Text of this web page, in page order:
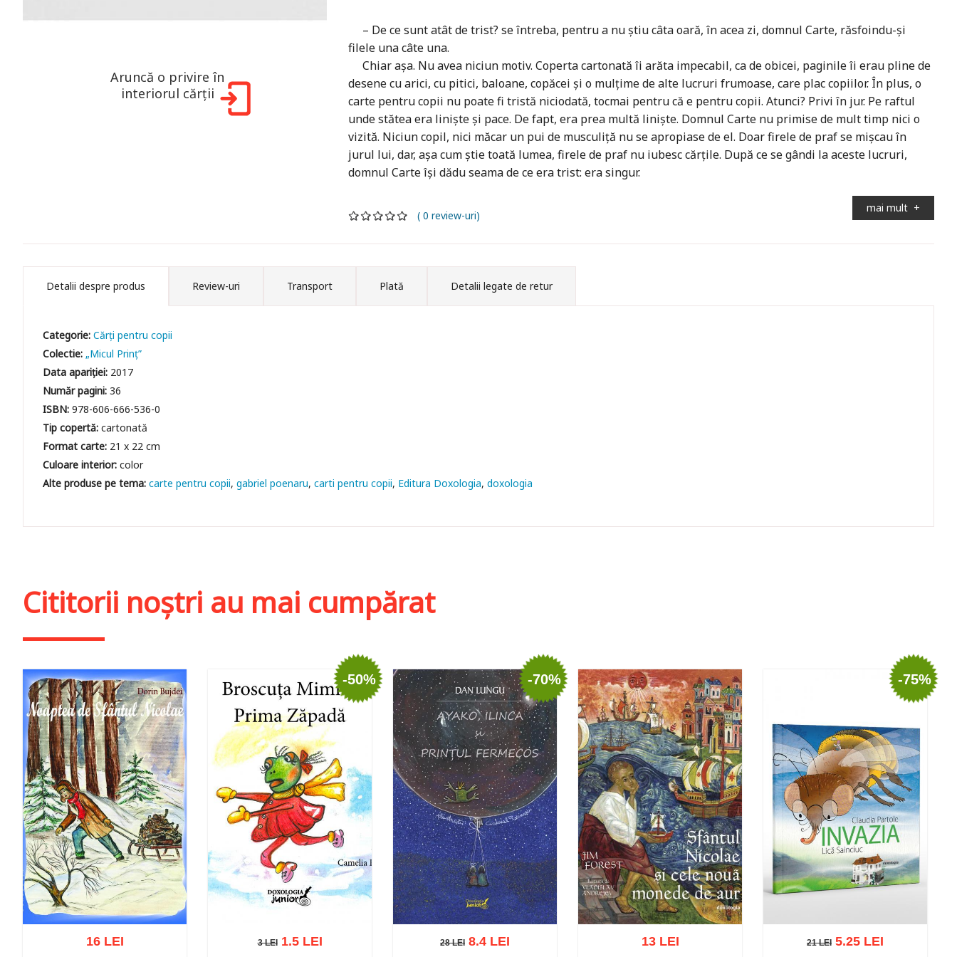
Aruncă o privire în
interiorul cărții
– De ce sunt atât de trist? se întreba, pentru a nu știu câta oară, în acea zi, domnul Carte, răsfoindu-și
filele una câte una.
Chiar așa. Nu avea niciun motiv. Coperta cartonată îi arăta impecabil, ca de obicei, paginile îi erau pline de
desene cu arici, cu pitici, baloane, copăcei și o mulțime de alte lucruri frumoase, care plac copiilor. În plus, o
carte pentru copii nu poate fi tristă niciodată, tocmai pentru că e pentru copii. Atunci? Privi în jur. Pe raftul
unde stătea era liniște și pace. De fapt, era prea multă liniște. Domnul Carte nu primise de mult timp nici o
vizită. Niciun copil, nici măcar un pui de musculiță nu se apropiase de el. Doar firele de praf se mișcau în
jurul lui, dar, așa cum știe toată lumea, firele de praf nu iubesc cărțile. După ce se gândi la aceste lucruri,
domnul Carte își dădu seama de ce era trist: era singur.
mai mult +
( 0 review-uri)
Detalii despre produs Review-uri Transport Plată Detalii legate de retur
Categorie:Cărți pentru copii
Colectie: „Micul Prinț”
Data apariției: 2017
Număr pagini:36
ISBN:978-606-666-536-0
Tip copertă:cartonată
Format carte: 21 x 22 cm
Culoare interior:color
carte pentru copii gabriel poenaru carti pentru copii Editura Doxologia doxologia
Cititorii noștri au mai cumpărat
16 LEI
-50%
3 LEI1.5 LEI
-70%
28 LEI 8.4 LEI 13 LEI
-75%
21 LEI
21 LEI 5.25 LEI